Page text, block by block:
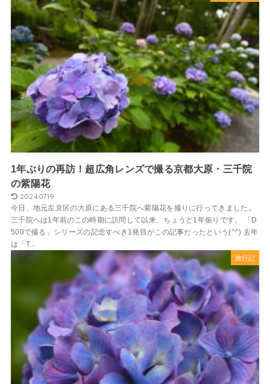
1年ぶりの再訪！超広角レンズで撮る京都大原・三千院
の紫陽花
2024.07.19
今日、地元左京区の大原にある三千院へ紫陽花を撮りに行ってきました。
三千院へは1年前のこの時期に訪問して以来、ちょうど1年振りです。 「D
500で撮る」シリーズの記念すべき1発目がこの記事だったという(^^) 去年
は「T...
旅行記